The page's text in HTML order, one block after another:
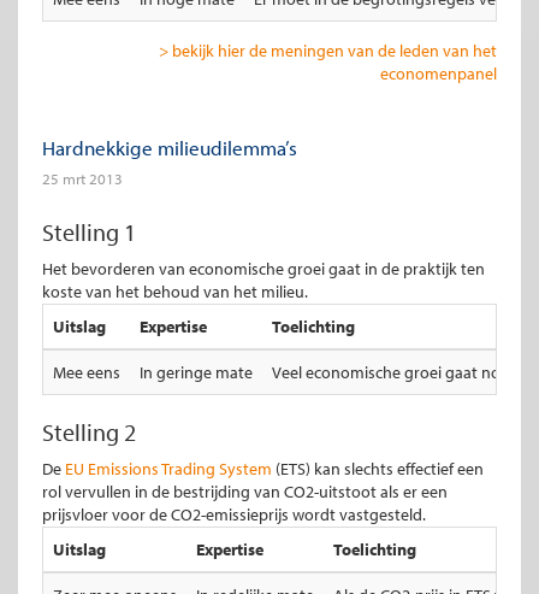
> bekijk hier de meningen van de leden van het
economenpanel
Hardnekkige milieudilemma’s
25 mrt 2013
Stelling 1
Het bevorderen van economische groei gaat in de praktijk ten
koste van het behoud van het milieu.
Uitslag
Expertise Toelichting
Mee eens In geringe mate Veel economische groei gaat nog
Stelling 2
De EU Emissions Trading System (ETS) kan slechts effectief een
rol vervullen in de bestrijding van CO2-uitstoot als er een
prijsvloer voor de CO2-emissieprijs wordt vastgesteld.
Uitslag
Expertise Toelichting